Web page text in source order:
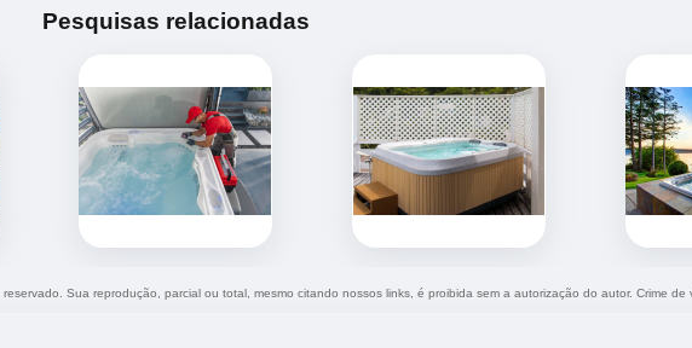
Pesquisas relacionadas
Sua reprodução, parcial ou total, mesmo citando nossos links, é proibida sem a autorização do autor. Crime de